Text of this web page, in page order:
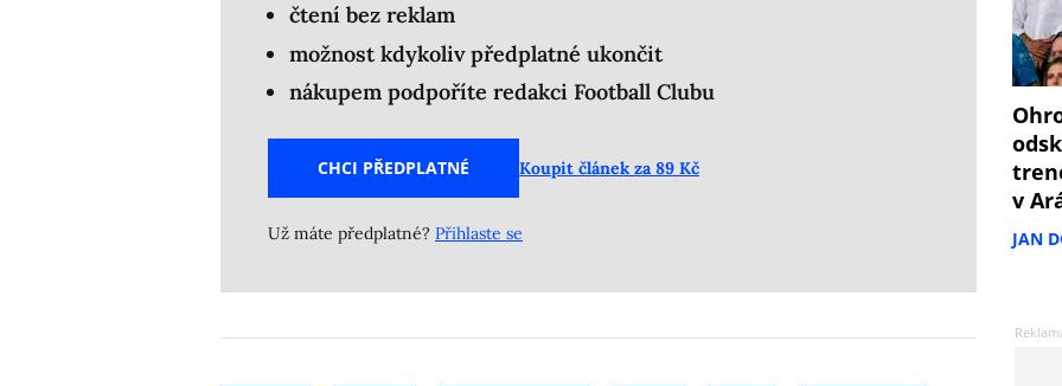
čtení bez reklam
možnost kdykoliv předplatné ukončit
nákupem podpoříte redakci Football Clubu
CHCI PŘEDPLATNÉ Koupit článek za 89 Kč
Už máte předplatné? Přihlaste se
v
JAN